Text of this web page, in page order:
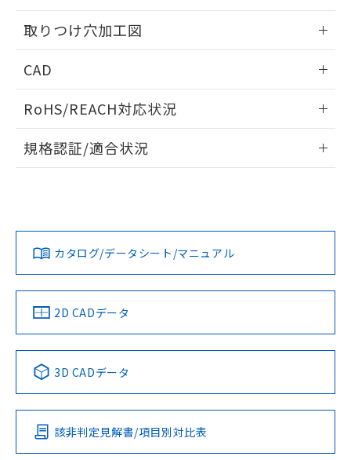
取りつけ穴加工図
CAD
ドすることができます。
ログイン/会員登録
ダウンロードデータをご利用いただく前に、以下を必ずお読
みください。
ソフトウェアの使用条件
RoHS/REACH対応状況
EU RoHS 注意事項・凡例
対応済み
中国 RoHS 注意事項・凡例
Pb Hg Cd Cr(VI)
O
規格認証/適合状況
カタログ/データシート/マニュアル
2D CADデータ
3D CADデータ
該非判定見解書/項目別対比表
※当社の共同利用者とは、
の共同利用に関して"
の「1.共同利
EU RoHS指令（10物質）の非含有証明書
ものではありません。
また、RoHS指令のフタル酸エステル類４
物質の対応では、対応完了までの期間は出
荷製品に未対応品が混在することから備考
欄に対応日を記載しておりました。